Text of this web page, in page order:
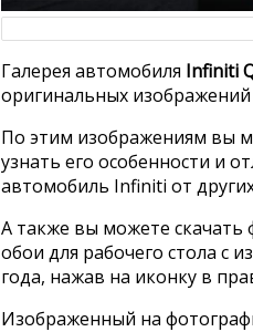
Галерея автомобиля Infiniti
оригинальных изображений
По этим изображениям вы
узнать его особенности и
автомобиль Infiniti от
А также вы можете скачать
обои для рабочего стола с
года, нажав на иконку в
Изображенный на